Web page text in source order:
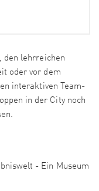
den lehrreichen
oder vor dem
interaktiven Team-
in der City noch
- Ein Museum